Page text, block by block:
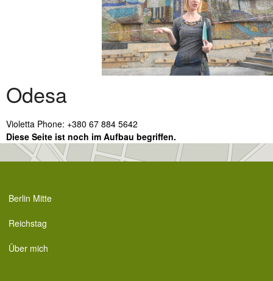
Odesa
Violetta Phone: +380 67 884 5642
Diese Seite ist noch im Aufbau begriffen.
Berlin Mitte
Reichstag
Über mich